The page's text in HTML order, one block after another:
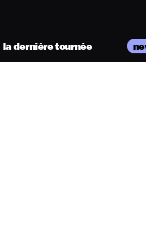
la dernière tournée